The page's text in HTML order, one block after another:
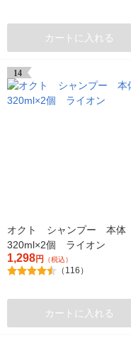
カートに入れる
14
オクト シャンプー 本体
320ml×2個 ライオン
1,298円 （税込）
（116）
カートに入れる